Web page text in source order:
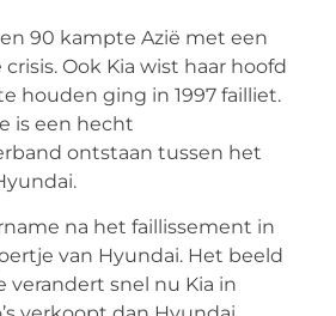
90 kampte Azië met een
Ook Kia wist haar hoofd
houden ging in 1997 failliet.
is een hecht
ontstaan tussen het
na het faillissement in
van Hyundai. Het beeld
verandert snel nu Kia in